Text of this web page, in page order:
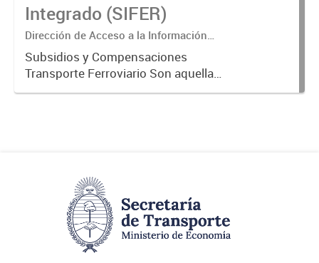
Integrado (SIFER)
Dirección de Acceso a la Información
Pública y Transparencia
Subsidios y Compensaciones
Transporte Ferroviario Son aquellas
transferencias realizadas por la